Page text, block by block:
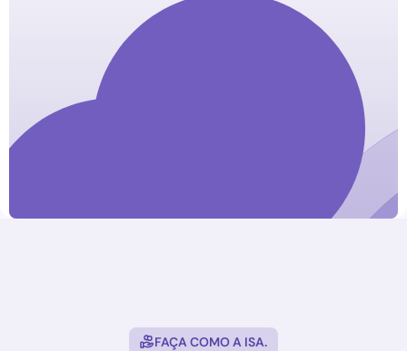
Vimos que você montou um
FAÇA COMO A ISA.